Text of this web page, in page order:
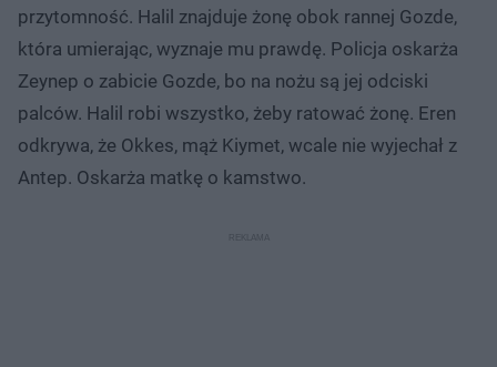
przytomność. Halil znajduje żonę obok rannej Gozde,
która umierając, wyznaje mu prawdę. Policja oskarża
Zeynep o zabicie Gozde, bo na nożu są jej odciski
palców. Halil robi wszystko, żeby ratować żonę. Eren
odkrywa, że Okkes, mąż Kiymet, wcale nie wyjechał z
Antep. Oskarża matkę o kamstwo.